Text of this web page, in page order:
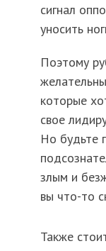
сигнал
уносить
Поэтому
которые
свое
Но будьте
злым и
вы что-то
Также